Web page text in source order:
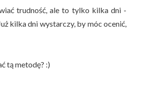
trudność, ale to tylko kilka dni -
kilka dni wystarczy, by móc ocenić,
tą metodę? :)